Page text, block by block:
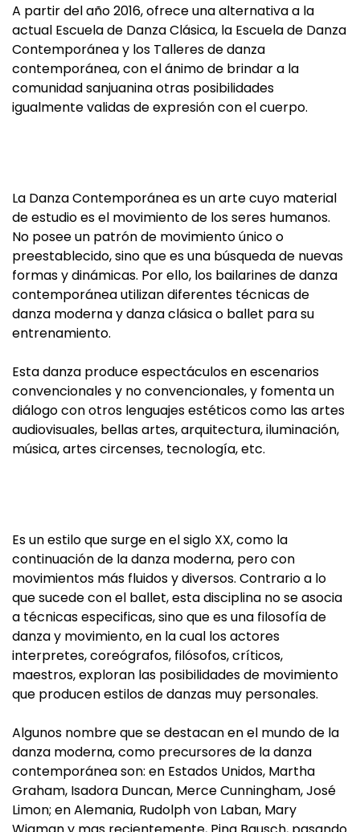
A partir del año 2016, ofrece una alternativa a la
actual Escuela de Danza Clásica, la Escuela de Danza
Contemporánea y los Talleres de danza
contemporánea, con el ánimo de brindar a la
comunidad sanjuanina otras posibilidades
igualmente validas de expresión con el cuerpo.
La Danza Contemporánea es un arte cuyo material
de estudio es el movimiento de los seres humanos.
No posee un patrón de movimiento único o
preestablecido, sino que es una búsqueda de nuevas
formas y dinámicas. Por ello, los bailarines de danza
contemporánea utilizan diferentes técnicas de
danza moderna y danza clásica o ballet para su
entrenamiento.
Esta danza produce espectáculos en escenarios
convencionales y no convencionales, y fomenta un
diálogo con otros lenguajes estéticos como las artes
audiovisuales, bellas artes, arquitectura, iluminación,
música, artes circenses, tecnología, etc.
Es un estilo que surge en el siglo XX, como la
continuación de la danza moderna, pero con
movimientos más fluidos y diversos. Contrario a lo
que sucede con el ballet, esta disciplina no se asocia
a técnicas especificas, sino que es una filosofía de
danza y movimiento, en la cual los actores
interpretes, coreógrafos, filósofos, críticos,
maestros, exploran las posibilidades de movimiento
que producen estilos de danzas muy personales.
Algunos nombre que se destacan en el mundo de la
danza moderna, como precursores de la danza
contemporánea son: en Estados Unidos, Martha
Graham, Isadora Duncan, Merce Cunningham, José
Limon; en Alemania, Rudolph von Laban, Mary